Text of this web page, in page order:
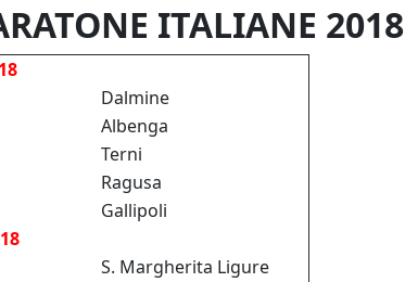
ITALIANE 2018
Dalmine
Albenga
Terni
Ragusa
Gallipoli
S. Margherita Ligure